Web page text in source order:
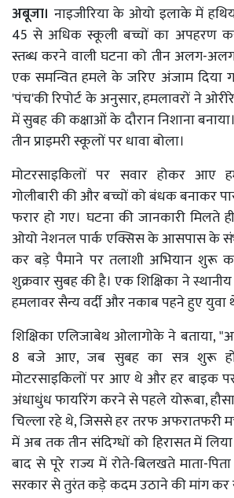
अबूजा। नाइजीरिया के ओयो इलाके में
45 से अधिक स्कूली बच्चों का अपहरण
स्तब्ध करने वाली घटना को तीन अलग-
एक समन्वित हमले के जरिए अंजाम दिया
'पंच'की रिपोर्ट के अनुसार, हमलावरों ने ओरीरे
में सुबह की कक्षाओं के दौरान निशाना
तीन प्राइमरी स्कूलों पर धावा बोला।
मोटरसाइकिलों पर सवार होकर आए
गोलीबारी की और बच्चों को बंधक बनाकर
फरार हो गए। घटना की जानकारी मिलते
ओयो नेशनल पार्क एक्सिस के आसपास के
कर बड़े पैमाने पर तलाशी अभियान शुरू
शुक्रवार सुबह की है। एक शिक्षिका ने
हमलावर सैन्य वर्दी और नकाब पहने हुए युवा
शिक्षिका एलिजाबेथ ओलागोके ने बताया,
8 बजे आए, जब सुबह का सत्र शुरू
मोटरसाइकिलों पर आए थे और हर बाइक
अंधाधुंध फायरिंग करने से पहले योरूबा,
चिल्ला रहे थे, जिससे हर तरफ अफरातफरी
में अब तक तीन संदिग्धों को हिरासत में
बाद से पूरे राज्य में रोते-बिलखते माता-
सरकार से तुरंत कड़े कदम उठाने की मांग कर